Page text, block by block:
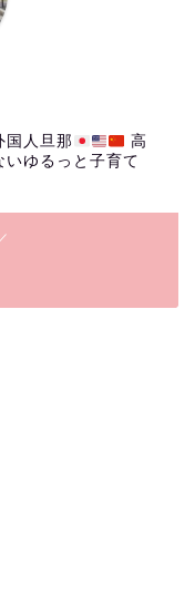
国人旦那
高
ゆるっと子育て